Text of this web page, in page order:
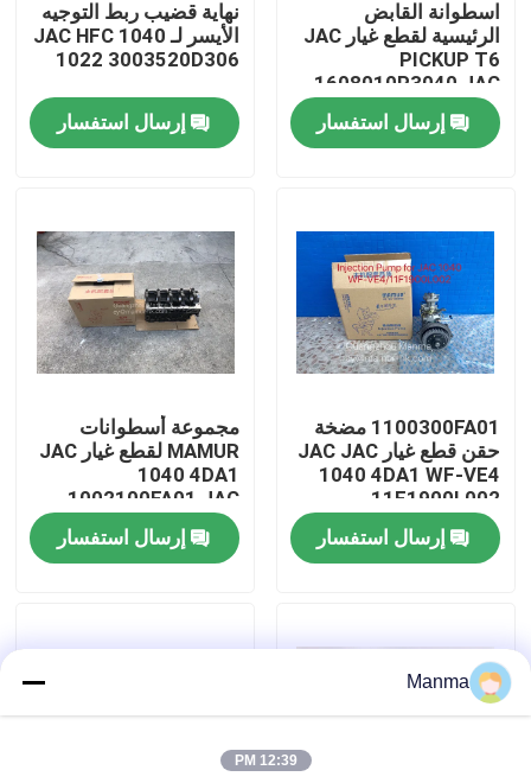
بيت
معلومات عنا
جولة في المعمل
اتصل بنا
اطلب اقتباس
قطع غيار شاحنة ايسوزو
اسطوانة القابض
الرئيسية لقطع غيار JAC
PICKUP T6
1608010P3040 JAC
إرسال استفسار
نهاية قضيب ربط التوجيه
الأيسر لـ JAC HFC 1040
1022 3003520D306
إرسال استفسار
1100300FA01 مضخة
حقن قطع غيار JAC JAC
1040 4DA1 WF-VE4
11F1900L002
إرسال استفسار
مجموعة أسطوانات
MAMUR لقطع غيار JAC
1040 4DA1
1002100FA01 JAC
إرسال استفسار
Manma
12:39 PM